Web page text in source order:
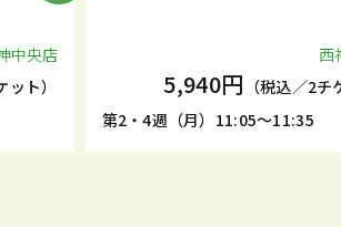
中央店
ト）
西
5,940円 （税込／2チ
第2・4週（月）11:05～11:35